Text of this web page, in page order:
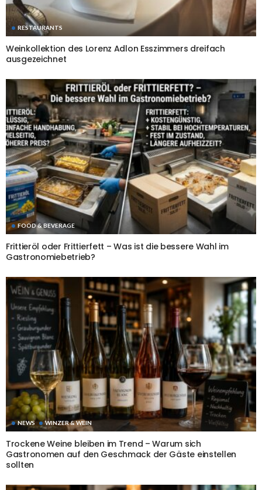
RESTAURANTS
Weinkollektion des Lorenz Adlon Esszimmers dreifach
ausgezeichnet
FOOD & BEVERAGE
Frittieröl oder Frittierfett – Was ist die bessere Wahl im
Gastronomiebetrieb?
NEWS WINZER & WEIN
Trockene Weine bleiben im Trend – Warum sich
Gastronomen auf den Geschmack der Gäste einstellen
sollten